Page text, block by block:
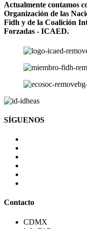
Actualmente contamos
Organización de las
Fidh y de la Coalición
Forzadas - ICAED.
SÍGUENOS
Contacto
CDMX